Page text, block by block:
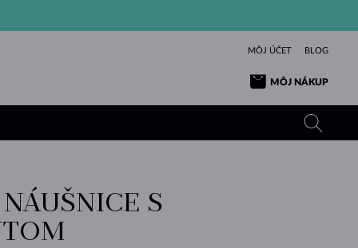
MÔJ ÚČET BLOG
MÔJ NÁKUP
ŽLTÉ ZLATO
RUŽOVÉ ZLATO
TANZANITY
TOPÁSY
TURMALÍNY
VLTAVÍNY
ZAFÍRY
SMARAGDY
S